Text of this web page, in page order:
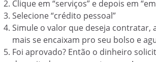
Clique em “serviços” e depois em
Selecione “crédito pessoal”
Simule o valor que deseja contratar,
mais se encaixam pro seu bolso e
Foi aprovado? Então o dinheiro